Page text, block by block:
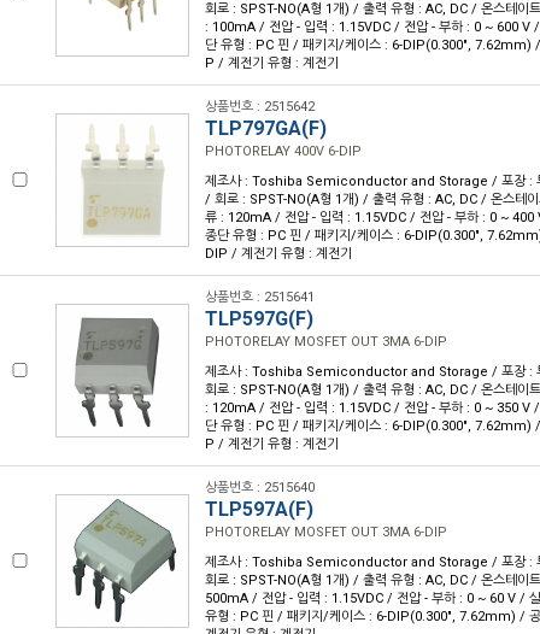
회로 : SPST-NO(A형 1개) / 출력 유형 : AC, DC / 온스테이
: 100mA / 전압 - 입력 : 1.15VDC / 전압 - 부하 : 0 ~ 600 V
단 유형 : PC 핀 / 패키지/케이스 : 6-DIP(0.300", 7.62mm)
P / 계전기 유형 : 계전기
상품번호 : 2515642
TLP797GA(F)
PHOTORELAY 400V 6-DIP
제조사 : Toshiba Semiconductor and Storage / 포장 :
/ 회로 : SPST-NO(A형 1개) / 출력 유형 : AC, DC / 온스테
류 : 120mA / 전압 - 입력 : 1.15VDC / 전압 - 부하 : 0 ~ 400
종단 유형 : PC 핀 / 패키지/케이스 : 6-DIP(0.300",
DIP / 계전기 유형 : 계전기
상품번호 : 2515641
TLP597G(F)
PHOTORELAY MOSFET OUT 3MA 6-DIP
제조사 : Toshiba Semiconductor and Storage / 포장 :
회로 : SPST-NO(A형 1개) / 출력 유형 : AC, DC / 온스테이
: 120mA / 전압 - 입력 : 1.15VDC / 전압 - 부하 : 0 ~ 350 V
단 유형 : PC 핀 / 패키지/케이스 : 6-DIP(0.300", 7.62mm)
P / 계전기 유형 : 계전기
상품번호 : 2515640
TLP597A(F)
PHOTORELAY MOSFET OUT 3MA 6-DIP
제조사 : Toshiba Semiconductor and Storage / 포장 :
회로 : SPST-NO(A형 1개) / 출력 유형 : AC, DC / 온스테이
500mA / 전압 - 입력 : 1.15VDC / 전압 - 부하 : 0 ~ 60 V /
유형 : PC 핀 / 패키지/케이스 : 6-DIP(0.300", 7.62mm) /